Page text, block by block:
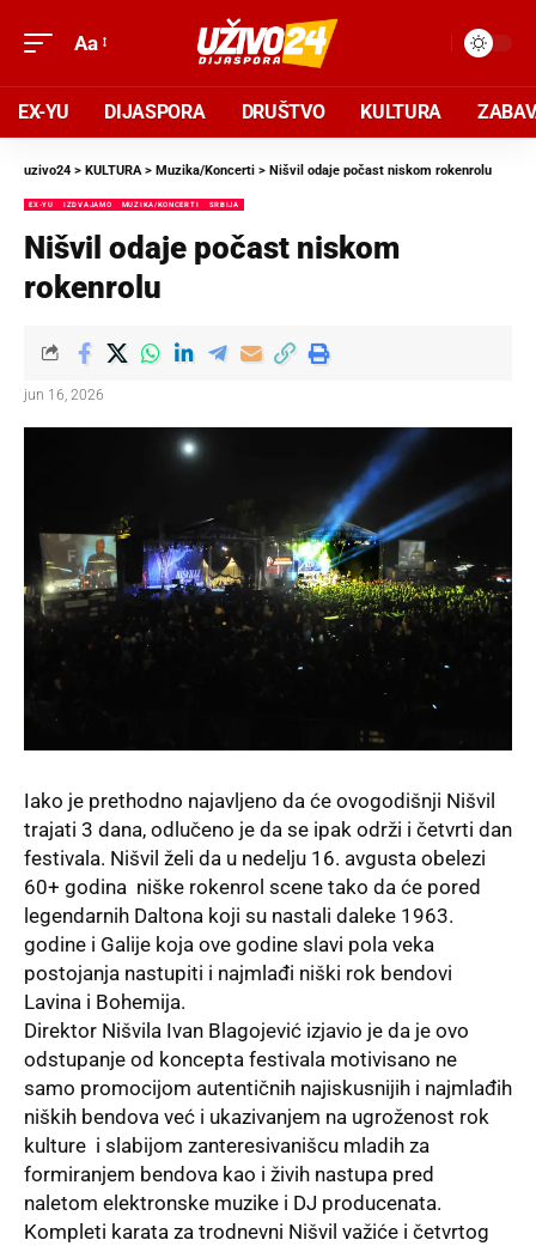
Aa
EX-YU DIJASPORA DRUŠTVO KULTURA
uzivo24 > KULTURA> Muzika/Koncerti > Nišvil odaje počast niskom rokenrolu
EX-YU IZDVAJAMO MUZIKA/KONCERTI SRBIJA
Nišvil odaje počast niskom
rokenrolu
jun 16, 2026
Iako je prethodno najavljeno da će ovogodišnji Nišvil
trajati 3 dana, odlučeno je da se ipak održi i četvrti dan
festivala. Nišvil želi da u nedelju 16. avgusta obelezi
60+ godina niške rokenrol scene tako da će pored
legendarnih Daltona koji su nastali daleke 1963.
godine i Galije koja ove godine slavi pola veka
postojanja nastupiti i najmlađi niški rok bendovi
Lavina i Bohemija.
Direktor Nišvila Ivan Blagojević izjavio je da je ovo
odstupanje od koncepta festivala motivisano ne
samo promocijom autentičnih najiskusnijih i najmlađih
niških bendova već i ukazivanjem na ugroženost rok
kulture i slabijom zanteresivanišcu mladih za
formiranjem bendova kao i živih nastupa pred
naletom elektronske muzike i DJ producenata.
Kompleti karata za trodnevni Nišvil važiće i četvrtog